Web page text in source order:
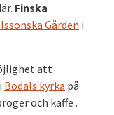
Finska
Gården i
att
Bodals kyrka på
och kaffe .